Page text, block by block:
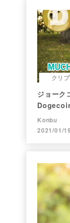
クリ
ジョーク
まで。注
Konbu
2021/01/19